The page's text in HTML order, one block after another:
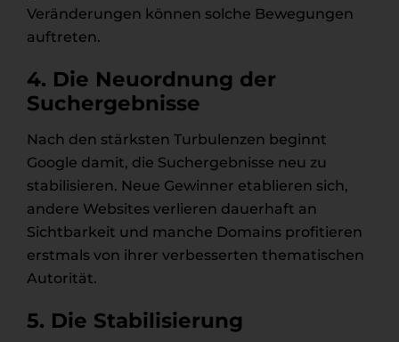
Veränderungen können solche Bewegungen
auftreten.
4. Die Neuordnung der
Suchergebnisse
Nach den stärksten Turbulenzen beginnt
Google damit, die Suchergebnisse neu zu
stabilisieren. Neue Gewinner etablieren sich,
andere Websites verlieren dauerhaft an
Sichtbarkeit und manche Domains profitieren
erstmals von ihrer verbesserten thematischen
Autorität.
5. Die Stabilisierung